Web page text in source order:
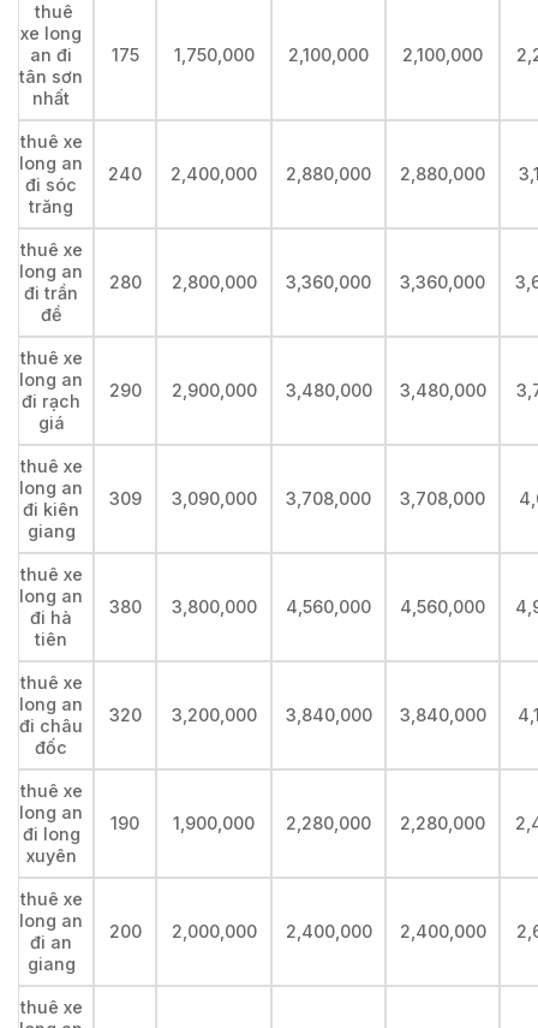
thuê
xe long
an đi
tân sơn
nhất
175 1,750,000 2,100,000 2,100,000
thuê xe
long an
đi sóc
trăng
240 2,400,000 2,880,000 2,880,000
thuê xe
long an
đi trần
đề
280 2,800,000 3,360,000 3,360,000
thuê xe
long an
đi rạch
giá
290 2,900,000 3,480,000 3,480,000
thuê xe
long an
đi kiên
giang
309 3,090,000 3,708,000 3,708,000
thuê xe
long an
đi hà
tiên
380 3,800,000 4,560,000 4,560,000
thuê xe
long an
đi châu
đốc
320 3,200,000 3,840,000 3,840,000
thuê xe
long an
đi long
xuyên
190 1,900,000 2,280,000 2,280,000
thuê xe
long an
đi an
giang
200 2,000,000 2,400,000 2,400,000
thuê xe